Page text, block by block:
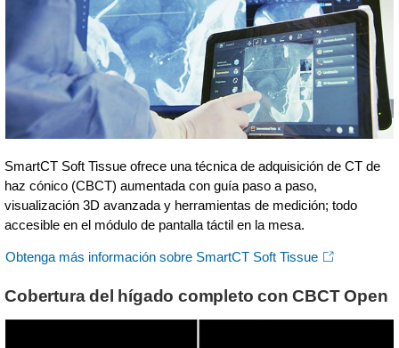
SmartCT Soft Tissue ofrece una técnica de adquisición de CT de
haz cónico (CBCT) aumentada con guía paso a paso,
visualización 3D avanzada y herramientas de medición; todo
accesible en el módulo de pantalla táctil en la mesa.
Obtenga más información sobre SmartCT Soft Tissue
Cobertura del hígado completo con CBCT Open